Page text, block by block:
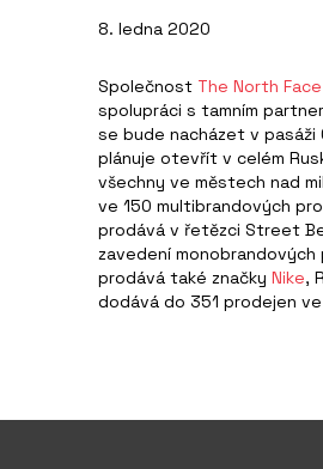
8. ledna 2020
Společnost The North Face
spolupráci s tamním
se bude nacházet v pasáži
plánuje otevřít v celém
všechny ve městech nad
ve 150 multibrandových
prodává v řetězci Street
zavedení
prodává také značky Nike,
dodává do 351 prodejen